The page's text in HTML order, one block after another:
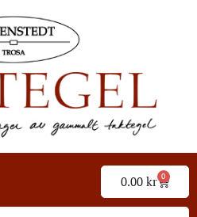
0.00 kr 0